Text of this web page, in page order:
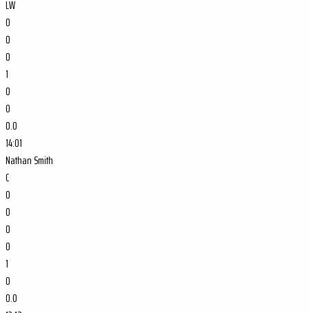
LW
0
0
0
1
0
0
0.0
14:01
Nathan Smith
C
0
0
0
0
1
0
0.0